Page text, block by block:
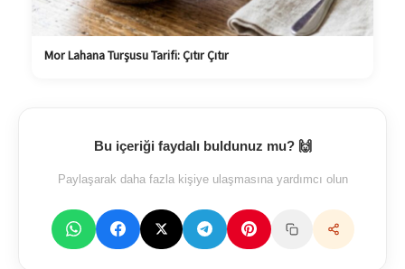
Mor Lahana Turşusu Tarifi: Çıtır Çıtır
Bu içeriği faydalı buldunuz mu? 🙌
Paylaşarak daha fazla kişiye ulaşmasına yardımcı olun